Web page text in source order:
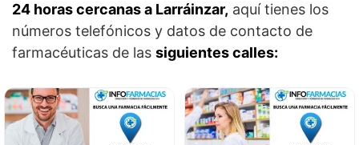
24 horas cercanas a Larráinzar, aquí tienes los
números telefónicos y datos de contacto de
farmacéuticas de las siguientes calles: